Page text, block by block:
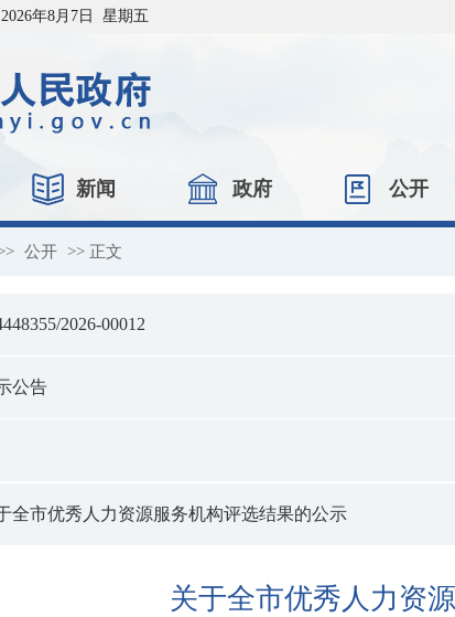
2026年8月7日 星期五
新闻 政府 公开
公开 >> 正文
2026-00012
公告
全市优秀人力资源服务机构评选结果的公示
关于全市优秀人力资